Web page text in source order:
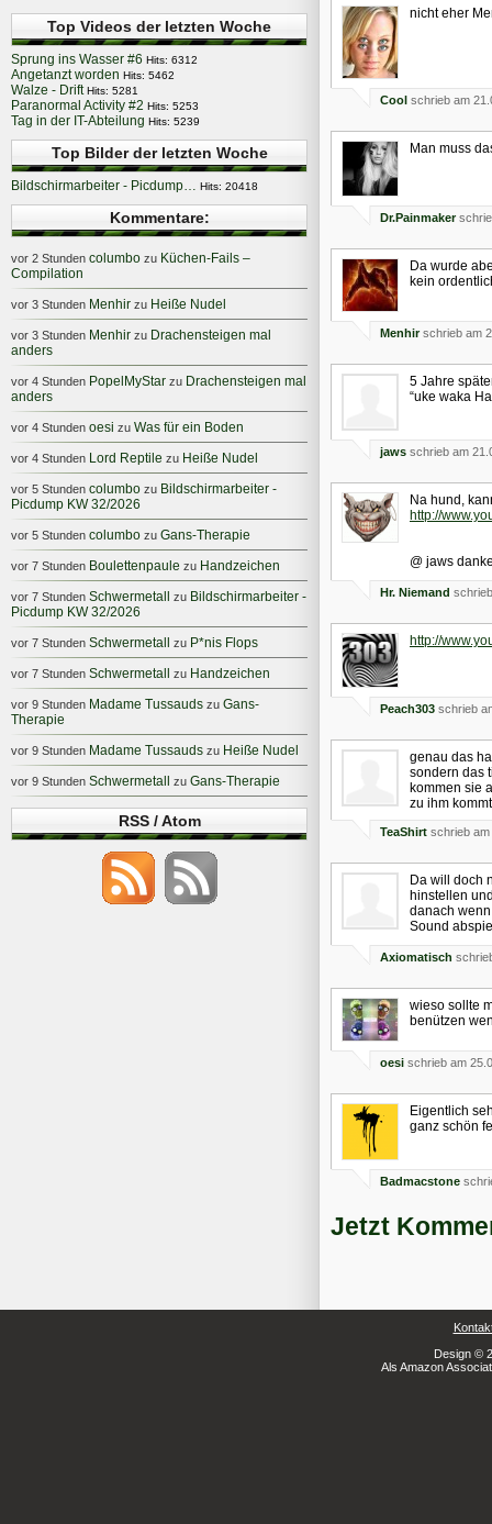
nicht eher
Cool schrieb am
Man muss
Dr.Painmaker
Da wurde
kein
Menhirschrieb am
5 Jahre
“uke waka
jaws schrieb am
Na hund,
http://
@ jaws
Hr. Niemand
http://
Peach303 schrieb
genau das
sondern das
kommen sie
zu ihm
TeaShirt schrieb
Da will doch
hinstellen
danach
Sound
Axiomatisch
wieso sollte
benützen
oesi schrieb am
Eigentlich
ganz schön
Badmacstone
Jetzt
Top Videos der letzten Woche
Sprung ins Wasser #6 Hits: 6312
Angetanzt worden Hits: 5462
Walze - Drift Hits: 5281
Paranormal Activity #2 Hits: 5253
Tag in der IT-Abteilung Hits: 5239
Top Bilder der letzten Woche
Bildschirmarbeiter - Picdump… Hits: 20418
Kommentare:
vor 2 Stunden columbo zu Küchen-Fails –
Compilation
vor 3 Stunden Menhir zu Heiße Nudel
vor 3 Stunden Menhir zu Drachensteigen mal
anders
vor 4 Stunden PopelMyStar zu Drachensteigen mal
anders
vor 4 Stunden oesi zu Was für ein Boden
vor 4 Stunden Lord Reptile zu Heiße Nudel
vor 5 Stunden columbo zu Bildschirmarbeiter -
Picdump KW 32/2026
vor 5 Stunden columbo zu Gans-Therapie
vor 7 Stunden Boulettenpaule zu Handzeichen
vor 7 Stunden Schwermetall zu Bildschirmarbeiter -
Picdump KW 32/2026
vor 7 Stunden Schwermetall zu P*nis Flops
vor 7 Stunden Schwermetall zu Handzeichen
vor 9 Stunden Madame Tussauds zu Gans-
Therapie
vor 9 Stunden Madame Tussauds zu Heiße Nudel
vor 9 Stunden Schwermetall zu Gans-Therapie
RSS / Atom
Design ©
Als Amazon